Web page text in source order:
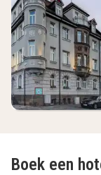
Boek een